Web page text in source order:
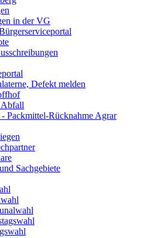
in der VG
Defekt melden
- Packmittel-Rücknahme Agrar
Sachgebiete